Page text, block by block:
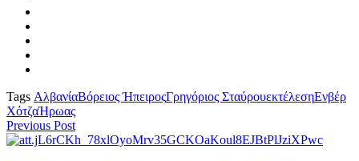
Tags ΑλβανίαΒόρειος ΉπειροςΓρηγόριος ΣταύρουεκτέλεσηΕνβέρ
ΧότζαΉρωας
Previous Post